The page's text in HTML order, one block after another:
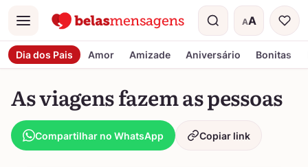
Menu AA
Tamanho do
Dia dos Pais Amor Amizade Aniversário Bonitas
As viagens fazem as pessoas
Compartilhar no WhatsApp Copiar link